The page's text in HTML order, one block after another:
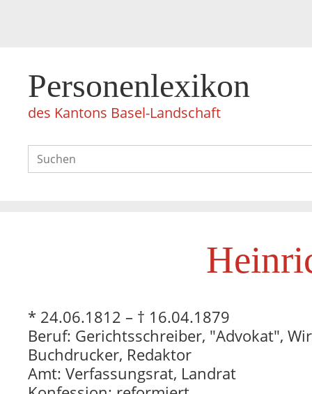
Personenlexikon
des Kantons Basel-Landschaft
* 24.06.1812 – † 16.04.1879
Beruf: Gerichtsschreiber, "Advokat",
Buchdrucker, Redaktor
Amt: Verfassungsrat, Landrat